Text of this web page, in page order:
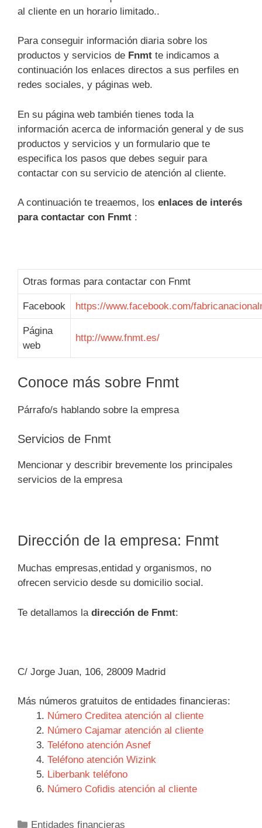
al cliente en un horario limitado..
Para conseguir información diaria sobre los
productos y servicios de Fnmt te indicamos a
continuación los enlaces directos a sus perfiles en
redes sociales, y páginas web.
En su página web también tienes toda la
información acerca de información general y de sus
productos y servicios y un formulario que te
especifica los pasos que debes seguir para
contactar con su servicio de atención al cliente.
A continuación te treaemos, los enlaces de interés
para contactar con Fnmt :
Otras formas para contactar con Fnmt
Facebook https://www.facebook.com/
Página
web
http://www.fnmt.es/
Conoce más sobre Fnmt
Párrafo/s hablando sobre la empresa
Servicios de Fnmt
Mencionar y describir brevemente los principales
servicios de la empresa
Dirección de la empresa: Fnmt
Muchas empresas,entidad y organismos, no
ofrecen servicio desde su domicilio social.
Te detallamos la dirección de Fnmt:
C/ Jorge Juan, 106, 28009 Madrid
Más números gratuitos de entidades financieras:
Número Creditea atención al cliente
Número Cajamar atención al cliente
Teléfono atención Asnef
Teléfono atención Wizink
Liberbank teléfono
Número Cofidis atención al cliente
Categorías
Entidades financieras